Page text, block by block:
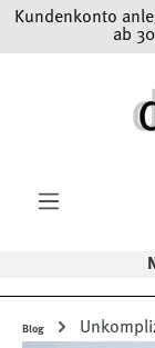
Zum Hauptinhalt
Kundenkonto
ab
Blog